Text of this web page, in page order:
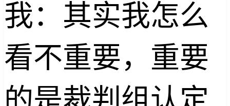
我：其实我怎么
看不重要，重要
的是裁判组认定